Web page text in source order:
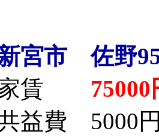
宮市 佐野
賃 75000
益費 5000